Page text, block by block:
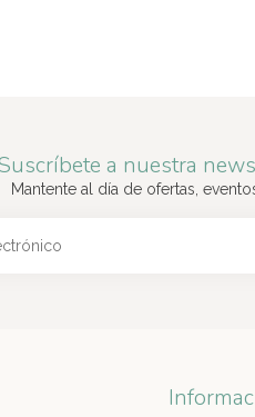
Suscríbete a nuestra
Mantente al día de ofertas,